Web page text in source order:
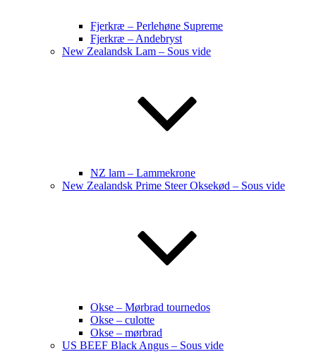
Fjerkræ – Perlehøne Supreme
Fjerkræ – Andebryst
New Zealandsk Lam – Sous vide
NZ lam – Lammekrone
New Zealandsk Prime Steer Oksekød – Sous vide
Okse – Mørbrad tournedos
Okse – culotte
Okse – mørbrad
US BEEF Black Angus – Sous vide